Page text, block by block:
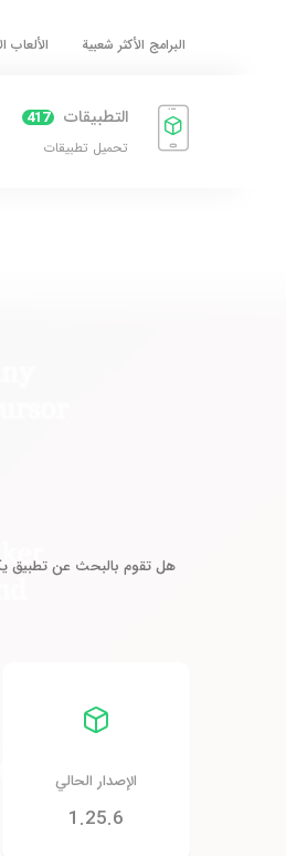
البرامج الأكثر شعبية الألعاب
التطبيقات 417
تحميل تطبيقات
هل تقوم بالبحث عن تطبيق
الإصدار الحالي
1.25.6